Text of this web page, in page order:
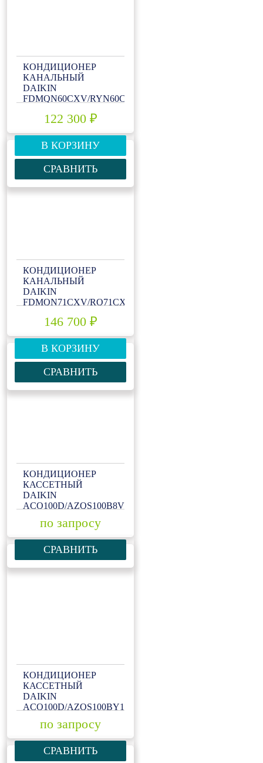
КОНДИЦИОНЕР
КАНАЛЬНЫЙ
DAIKIN
FDMQN60CXV/RYN60CXV
122 300 ₽
В КОРЗИНУ
СРАВНИТЬ
КОНДИЦИОНЕР
КАНАЛЬНЫЙ
DAIKIN
FDMQN71CXV/RQ71CXV
146 700 ₽
В КОРЗИНУ
СРАВНИТЬ
КОНДИЦИОНЕР
КАССЕТНЫЙ
DAIKIN
ACQ100D/AZQS100B8V1
по запросу
СРАВНИТЬ
КОНДИЦИОНЕР
КАССЕТНЫЙ
DAIKIN
ACQ100D/AZQS100BY1
по запросу
СРАВНИТЬ